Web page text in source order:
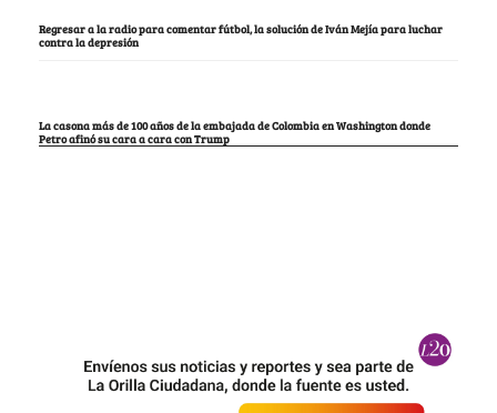
Regresar a la radio para comentar fútbol, la solución de Iván Mejía para luchar
contra la depresión
La casona más de 100 años de la embajada de Colombia en Washington donde
Petro afinó su cara a cara con Trump